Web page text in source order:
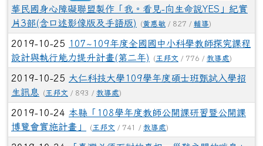
華民國身心障礙聯盟製作「我。看見-向生命說YES」紀實
片3部(含口述影像版及手語版)
(黃惠敏 / 827 / 輔導)
2019-10-25 107~109年度全國國中小科學教師探究課程
設計與執行能力提升計畫(第二年)
(王邦文 / 776 / 教導處)
2019-10-25 大仁科技大學109學年度碩士班甄試入學招
生訊息
(王邦文 / 893 / 教導處)
2019-10-24 本縣「108學年度教師公開課研習暨公開課
博覽會實施計畫」
(王邦文 / 741 / 教導處)